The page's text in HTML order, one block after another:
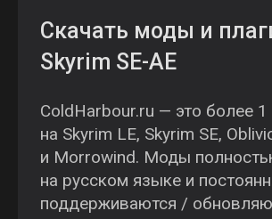
Скачать моды и
Skyrim SE-AE
ColdHarbour.ru — это более
на Skyrim LE, Skyrim SE,
и Morrowind. Моды
на русском языке и
поддерживаются /